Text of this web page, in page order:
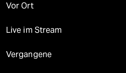
Vor Ort
Live im Stream
Vergangene